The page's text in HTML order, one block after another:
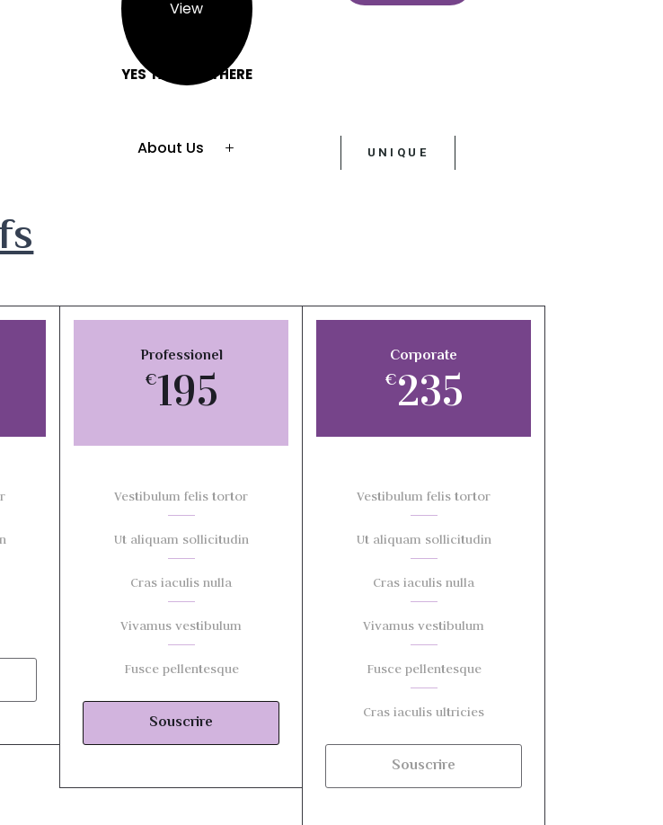
YES TAKE ME THERE
About Us UNIQUE
Professionel
€195
Vestibulum felis tortor
Ut aliquam sollicitudin
Cras iaculis nulla
Vivamus vestibulum
Fusce pellentesque
Souscrire
Corporate
€235
Vestibulum felis tortor
Ut aliquam sollicitudin
Cras iaculis nulla
Vivamus vestibulum
Fusce pellentesque
Cras iaculis ultricies
Souscrire